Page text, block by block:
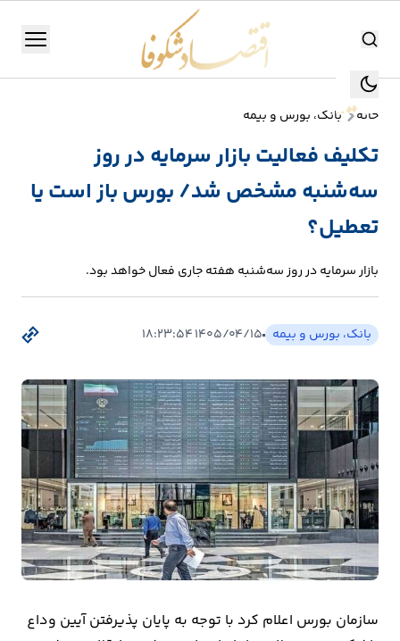
جستجو جستجو
منو
تولید
و
صنعت
انرژی
بانک،
و
بیمه
اقتصاد
جهان
بازار
و
تجارت
کشاورزی
خانه بانک، بورس و بیمه
تکلیف فعالیت بازار سرمایه در روز
سه‌شنبه مشخص شد/ بورس باز است یا
تعطیل؟
بازار سرمایه در روز سه‌شنبه هفته جاری فعال خواهد بود.
بانک، بورس و بیمه ۱۴۰۵/۰۴/۱۵ ۱۸:۲۳:۵۴
سازمان بورس اعلام کرد با توجه به پایان پذیرفتن آیین وداع